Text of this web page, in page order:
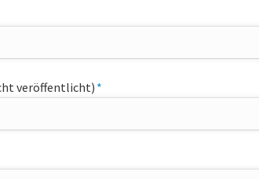
veröffentlicht) *